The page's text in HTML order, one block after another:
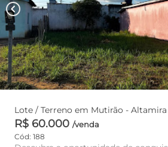
chevron_left
Lote / Terreno em Mutirão - Altamira
R$ 60.000 /venda
Cód: 188